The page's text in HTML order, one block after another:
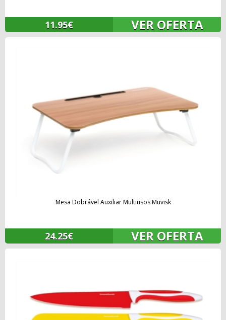
11.95€ VER OFERTA
Mesa Dobrável Auxiliar Multiusos Muvisk
24.25€ VER OFERTA